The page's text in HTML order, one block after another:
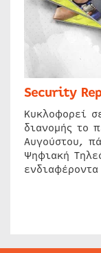
Security
Κυκλοφορεί
διανομής το
Αυγούστου,
Ψηφιακή